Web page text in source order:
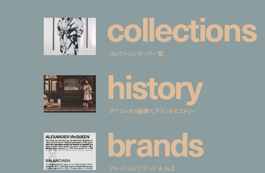
collections
コレクションルック一覧
history
アイコンから紐解くブランドヒストリー
brands
ファッションブランド A to Z